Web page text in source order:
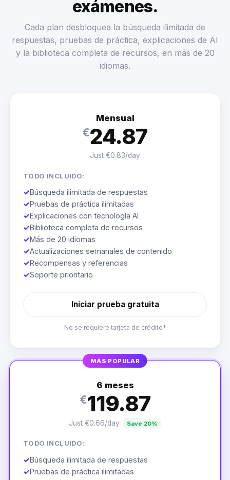
exámenes.
Cada plan desbloquea la búsqueda ilimitada de
respuestas, pruebas de práctica, explicaciones de AI
y la biblioteca completa de recursos, en más de 20
idiomas.
Mensual
€24.87
Just €0.83/day
TODO INCLUIDO:
✓Búsqueda ilimitada de respuestas
✓Pruebas de práctica ilimitadas
✓Explicaciones con tecnología AI
✓Biblioteca completa de recursos
✓Más de 20 idiomas
✓Actualizaciones semanales de contenido
✓Recompensas y referencias
✓Soporte prioritario
Iniciar prueba gratuita
No se requiere tarjeta de crédito*
MÁS POPULAR
6 meses
€119.87
Just €0.66/day Save 20%
TODO INCLUIDO:
✓Búsqueda ilimitada de respuestas
✓Pruebas de práctica ilimitadas